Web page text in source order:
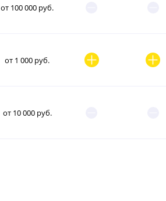
от 100 000 руб.
от 1 000 руб.
от 10 000 руб.